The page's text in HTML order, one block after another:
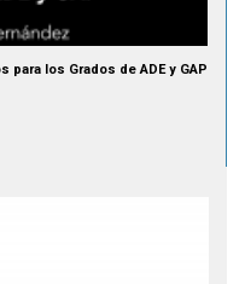
los Grados de ADE y GAP